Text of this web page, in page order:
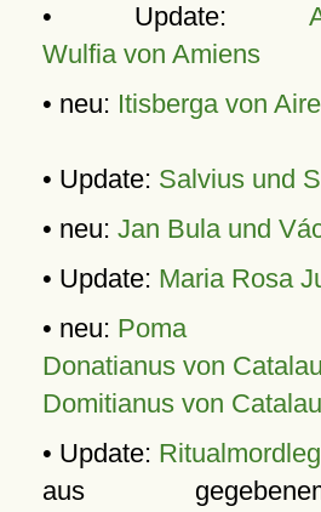
• Update:
Wulfia von Amiens
• neu: Itisberga von Aire
• Update: Salvius und
• neu: Jan Bula und
• Update: Maria Rosa
• neu: Poma
Donatianus von
Domitianus von
• Update:
aus